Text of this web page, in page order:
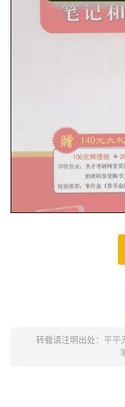
转载请注明出处： 平平